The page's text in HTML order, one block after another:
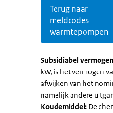
Terug naar
meldcodes
warmtepompen
Subsidiabel
kW, is het vermogen
afwijken van het
namelijk andere
Koudemiddel: De